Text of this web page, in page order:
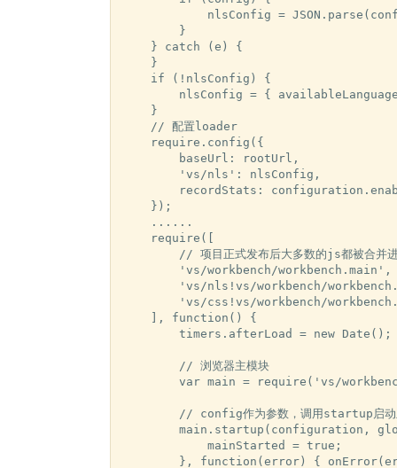
nlsConfig =
        }
    } catch (e) {
    }
    if (!nlsConfig) {
nlsConfig = {
    }
    // 配置loader
    require.config({
        baseUrl: rootUrl,
        'vs/nls': nlsConfig,
recordStats:
    });
    ......
    require([
// 项目正式发布后大多数的js都被合
        'vs/workbench/workbench.main',
'vs/nls!vs/workbench/
'vs/css!vs/workbench/
    ], function() {
        timers.afterLoad = new Date();
        // 浏览器主模块
var main = require('vs/
// config作为参数，调用startup启动
main.startup(configuration,
            mainStarted = true;
}, function(error) {